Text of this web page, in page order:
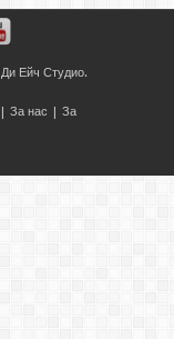
Ди Ейч Студио.
За нас За